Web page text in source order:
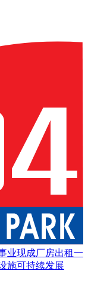
业现成厂房出租一
施可持续发展